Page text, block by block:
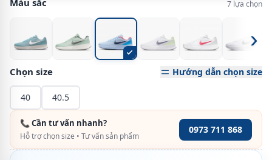
Màu sắc 7 lựa chọn
›
Chọn size Hướng dẫn chọn size
40 40.5
📞 Cần tư vấn nhanh?
Hỗ trợ chọn size • Tư vấn sản phẩm
0973 711 868